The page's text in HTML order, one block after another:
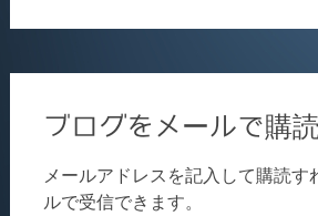
ブログをメールで購読
メールアドレスを記入して購読す
ルで受信できます。